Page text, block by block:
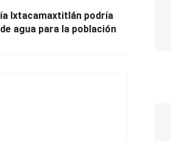
Ixtacamaxtitlán podría
agua para la población